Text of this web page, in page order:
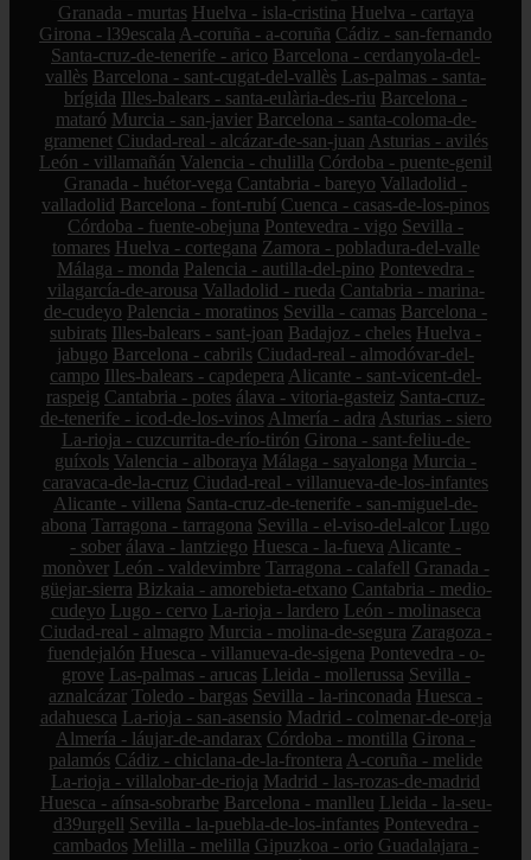
Granada - murtas Huelva - isla-cristina Huelva - cartaya
Girona - l39escala A-coruña - a-coruña Cádiz - san-fernando
Santa-cruz-de-tenerife - arico Barcelona - cerdanyola-del-
vallès Barcelona - sant-cugat-del-vallès Las-palmas - santa-
brígida Illes-balears - santa-eulària-des-riu Barcelona -
mataró Murcia - san-javier Barcelona - santa-coloma-de-
gramenet Ciudad-real - alcázar-de-san-juan Asturias - avilés
León - villamañán Valencia - chulilla Córdoba - puente-genil
Granada - huétor-vega Cantabria - bareyo Valladolid -
valladolid Barcelona - font-rubí Cuenca - casas-de-los-pinos
Córdoba - fuente-obejuna Pontevedra - vigo Sevilla -
tomares Huelva - cortegana Zamora - pobladura-del-valle
Málaga - monda Palencia - autilla-del-pino Pontevedra -
vilagarcía-de-arousa Valladolid - rueda Cantabria - marina-
de-cudeyo Palencia - moratinos Sevilla - camas Barcelona -
subirats Illes-balears - sant-joan Badajoz - cheles Huelva -
jabugo Barcelona - cabrils Ciudad-real - almodóvar-del-
campo Illes-balears - capdepera Alicante - sant-vicent-del-
raspeig Cantabria - potes álava - vitoria-gasteiz Santa-cruz-
de-tenerife - icod-de-los-vinos Almería - adra Asturias - siero
La-rioja - cuzcurrita-de-río-tirón Girona - sant-feliu-de-
guíxols Valencia - alboraya Málaga - sayalonga Murcia -
caravaca-de-la-cruz Ciudad-real - villanueva-de-los-infantes
Alicante - villena Santa-cruz-de-tenerife - san-miguel-de-
abona Tarragona - tarragona Sevilla - el-viso-del-alcor Lugo
- sober álava - lantziego Huesca - la-fueva Alicante -
monòver León - valdevimbre Tarragona - calafell Granada -
güejar-sierra Bizkaia - amorebieta-etxano Cantabria - medio-
cudeyo Lugo - cervo La-rioja - lardero León - molinaseca
Ciudad-real - almagro Murcia - molina-de-segura Zaragoza -
fuendejalón Huesca - villanueva-de-sigena Pontevedra - o-
grove Las-palmas - arucas Lleida - mollerussa Sevilla -
aznalcázar Toledo - bargas Sevilla - la-rinconada Huesca -
adahuesca La-rioja - san-asensio Madrid - colmenar-de-oreja
Almería - láujar-de-andarax Córdoba - montilla Girona -
palamós Cádiz - chiclana-de-la-frontera A-coruña - melide
La-rioja - villalobar-de-rioja Madrid - las-rozas-de-madrid
Huesca - aínsa-sobrarbe Barcelona - manlleu Lleida - la-seu-
d39urgell Sevilla - la-puebla-de-los-infantes Pontevedra -
cambados Melilla - melilla Gipuzkoa - orio Guadalajara -